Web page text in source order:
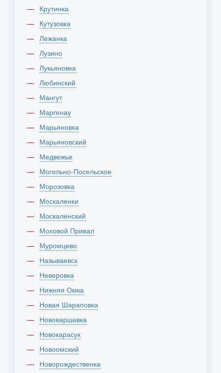
Крутинка
Кутузовка
Лежанка
Лузино
Лукьяновка
Любинский
Мангут
Маргенау
Марьяновка
Марьяновский
Медвежье
Могильно-Посельское
Морозовка
Москаленки
Москаленский
Моховой Привал
Муромцево
Называевск
Неверовка
Нижняя Омка
Новая Шараповка
Нововаршавка
Новокарасук
Новоомский
Новорождественка